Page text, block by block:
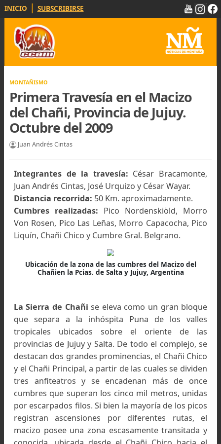
INICIO | SUBSCRIBIRSE
MONTAÑISMO
Primera Travesía en el Macizo
del Chañi, Provincia de Jujuy.
Octubre del 2009
Juan Andrés Cintas
Integrantes de la travesía: César
Juan Andrés Cintas, José Urquizo y César Wayar.
Distancia recorrida:50 Km. aproximadamente.
Cumbres realizadas:Pico Nordenskiöld,
Von Rosen, Pico Las Leñas, Morro Capacocha,
Liquín, Chañi Chico y Cumbre Gral. Belgrano.
Chañien la Pcias. de Salta y Jujuy, Argentina
La Sierra de Chañise eleva como un gran
que separa a la inhóspita Puna de los
tropicales ubicados sobre el oriente de
provincias de Jujuy y Salta. De todo el complejo,
destacan dos grandes prominencias, el Chañi
y el Chañi Principal, a partir de las cuales se
tres anfiteatros y se encadenan más de
cumbres que superan los cinco mil metros,